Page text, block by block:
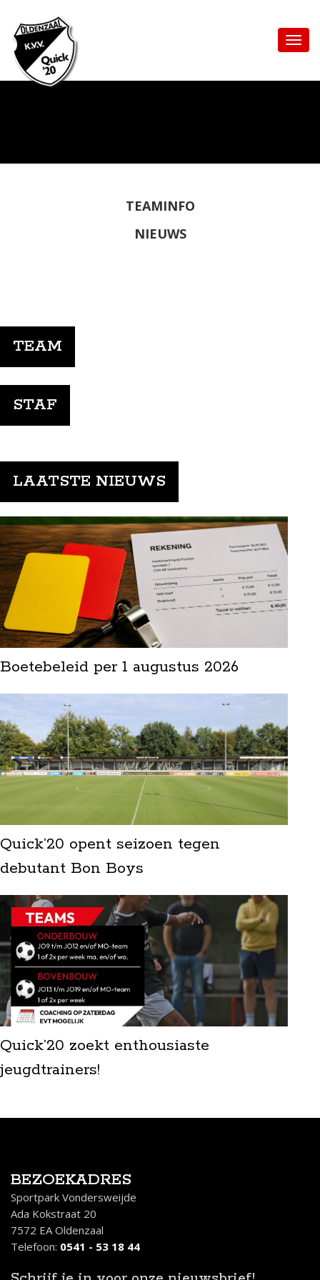
TEAMINFO
NIEUWS
TEAM
STAF
LAATSTE NIEUWS
Boetebeleid per 1 augustus 2026
Quick’20 opent seizoen tegen
debutant Bon Boys
Quick’20 zoekt enthousiaste
jeugdtrainers!
BEZOEKADRES
Sportpark Vondersweijde
Ada Kokstraat 20
7572 EA Oldenzaal
Telefoon: 0541 - 53 18 44